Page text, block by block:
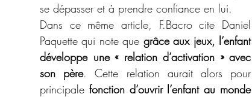
se dépasser et à prendre confiance en lui.
Dans ce même article, F.Bacro cite Daniel
Paquette qui note que grâce aux jeux, l’enfant
développe une « relation d’activation » avec
son père. Cette relation aurait alors pour
principale fonction d’ouvrir l’enfant au monde